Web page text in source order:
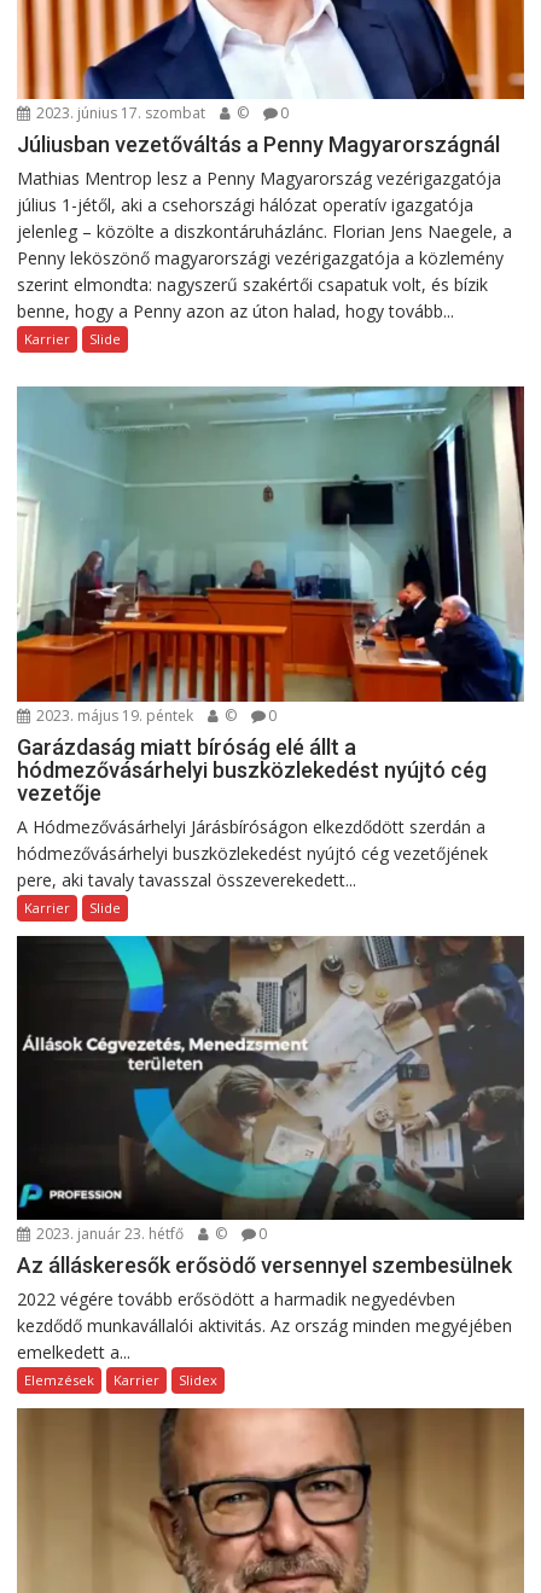
2023. június 17. szombat © 0
Júliusban vezetőváltás a Penny Magyarországnál
Mathias Mentrop lesz a Penny Magyarország vezérigazgatója
július 1-jétől, aki a csehországi hálózat operatív igazgatója
jelenleg – közölte a diszkontáruházlánc. Florian Jens Naegele, a
Penny leköszönő magyarországi vezérigazgatója a közlemény
szerint elmondta: nagyszerű szakértői csapatuk volt, és bízik
benne, hogy a Penny azon az úton halad, hogy tovább...
Karrier Slide
2023. május 19. péntek © 0
Garázdaság miatt bíróság elé állt a
hódmezővásárhelyi buszközlekedést nyújtó cég
vezetője
A Hódmezővásárhelyi Járásbíróságon elkezdődött szerdán a
hódmezővásárhelyi buszközlekedést nyújtó cég vezetőjének
pere, aki tavaly tavasszal összeverekedett...
Karrier Slide
2023. január 23. hétfő © 0
Az álláskeresők erősödő versennyel szembesülnek
2022 végére tovább erősödött a harmadik negyedévben
kezdődő munkavállalói aktivitás. Az ország minden megyéjében
emelkedett a...
Elemzések Karrier Slidex